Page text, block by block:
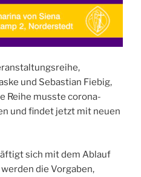
und Sebastian Fiebig,
Reihe musste corona-
und findet jetzt mit neuen
sich mit dem Ablauf
die Vorgaben,